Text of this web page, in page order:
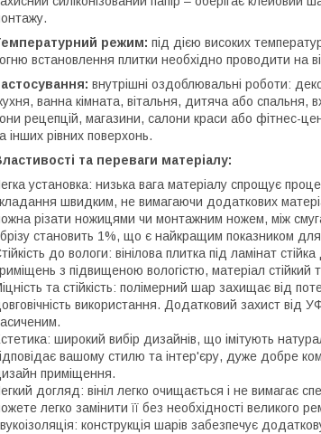
режим: під дією високих
встановлення плитки необхідно проводити на
внутрішні оздоблювальні роботи:
ванна кімната, вітальня, дитяча або спальня,
рецепцій, магазини, салони краси або фітнес-
інших рівних поверхонь.
та переваги матеріалу:
установка: низька вага матеріалу спрощує
швидким, не вимагаючи додаткових
різати ножицями чи монтажним ножем, між
становить 1%, що є найкращим показником для
до вологи: вінілова плитка під ламінат
з підвищеною вологістю, матеріал
та стійкість: полімерний шар захищає від
використання. Додатковий захист від
широкий вибір дизайнів, що імітують
вашому стилю та інтер'єру, дуже добре
приміщення.
догляд: вініл легко очищається і не вимагає
легко замінити її без необхідності великого
конструкція шарів забезпечує